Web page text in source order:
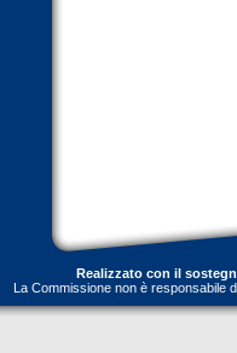
Realizzato con il
La Commissione non è responsabile